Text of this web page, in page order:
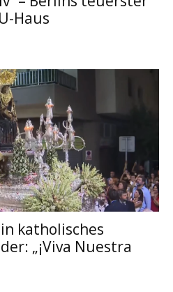
Haus
katholisches
„¡Viva Nuestra